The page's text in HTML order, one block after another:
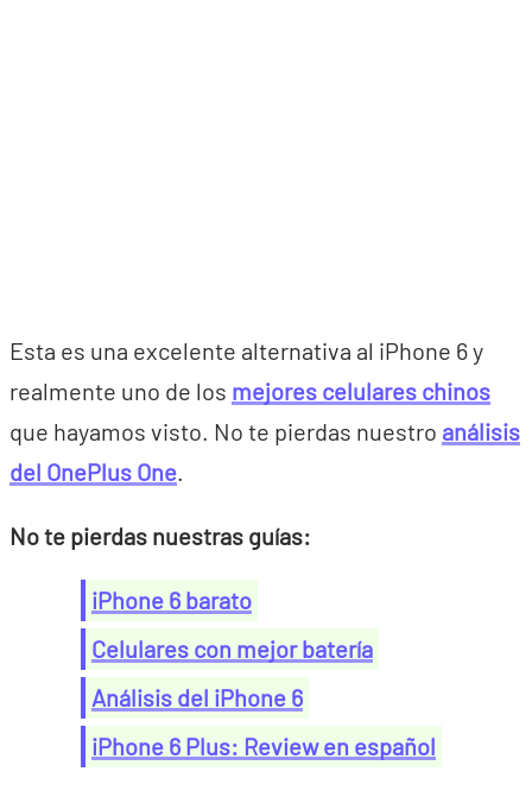
Esta es una excelente alternativa al iPhone 6 y
realmente uno de los mejores celulares chinos
que hayamos visto. No te pierdas nuestro análisis
del OnePlus One.
No te pierdas nuestras guías:
iPhone 6 barato
Celulares con mejor batería
Análisis del iPhone 6
iPhone 6 Plus: Review en español